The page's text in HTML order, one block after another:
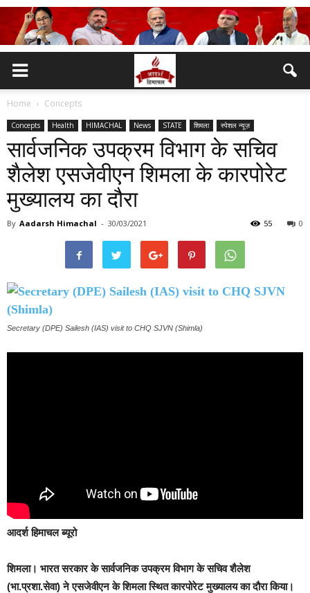
Home Concepts
Concepts Health HIMACHAL News STATE शिमला स्पेशल न्यूज़
सार्वजनिक उपक्रम विभाग के सचिव
शैलेश एसजेवीएन शिमला के कारपोरेट
मुख्यालय का दौरा
By Aadarsh Himachal - 30/03/2021 0
55
Secretary (DPE) Sailesh (IAS) visit to CHQ SJVN (Shimla)
आदर्श हिमाचल ब्यूरो
शिमला। भारत सरकार के सार्वजनिक उपक्रम विभाग के सचिव शैलेश
(भा.प्रशा.सेवा) ने एसजेवीएन के शिमला स्थित कारपोरेट मुख्यालय का दौरा किया।